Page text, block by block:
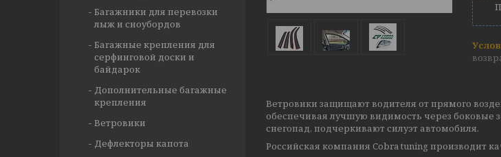
Ветровики защищают водителя от прямого
обеспечивая лучшую видимость через боковые
снегопад, подчеркивают силуэт автомобиля.
Российская компания Cobra tuning производит
Багажники для перевозки
лыж и сноубордов
Багажные крепления для
серфинговой доски и
байдарок
Дополнительные багажные
крепления
Ветровики
Дефлекторы капота